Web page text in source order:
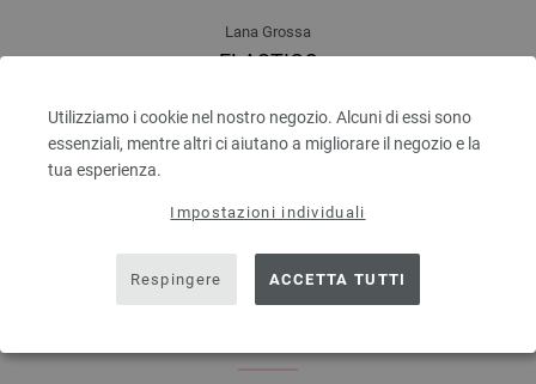
Utilizziamo i cookie nel nostro negozio. Alcuni di essi sono
essenziali, mentre altri ci aiutano a migliorare il negozio e la
tua esperienza.
Impostazioni individuali
Respingere ACCETTA TUTTI
Lana Grossa
ELASTICO
Quantità in metri: ca. 160 m / 50 g
Dimensioni d’aghi: 3,5 - 4,5
escl. IVA., più. spese di spedizione, Prezzo di base:
prev next